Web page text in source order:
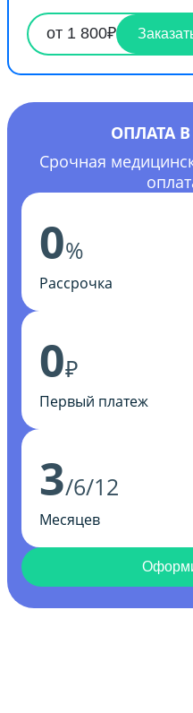
от 1 800₽
ОПЛАТА
Срочная
0%
Рассрочка
0₽
Первый платеж
3/6/12
Месяцев